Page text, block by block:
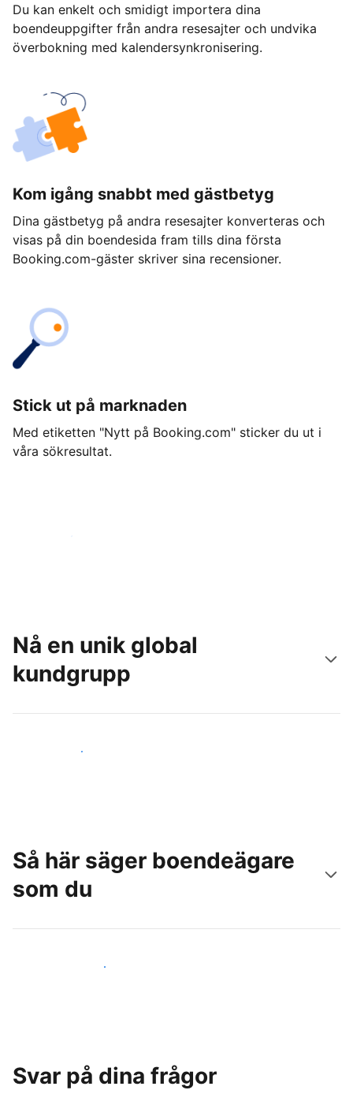
Du kan enkelt och smidigt importera dina
boendeuppgifter från andra resesajter och undvika
överbokning med kalendersynkronisering.
Kom igång snabbt med gästbetyg
Dina gästbetyg på andra resesajter konverteras och
visas på din boendesida fram tills dina första
Booking.com-gäster skriver sina recensioner.
Stick ut på marknaden
Med etiketten "Nytt på Booking.com" sticker du ut i
våra sökresultat.
Kom igång idag
Nå en unik global
kundgrupp
Nå nya gäster idag
Så här säger boendeägare
som du
Anslut dig till andra värdar
Svar på dina frågor